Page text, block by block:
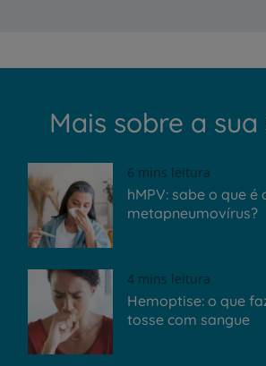
Mais sobre a sua
6 mins leitura
hMPV: sabe o que é
metapneumovírus?
4 mins leitura
Hemoptise: o que
tosse com sangue